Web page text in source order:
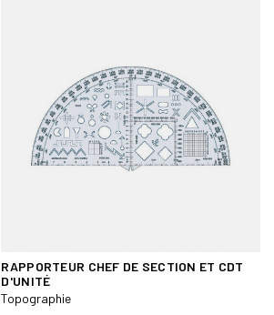
RAPPORTEUR CHEF DE SECTION ET CDT
D'UNITÉ
Topographie